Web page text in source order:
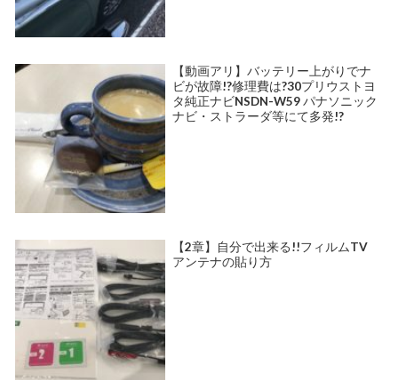
【動画アリ】バッテリー上がりでナ
ビが故障!?修理費は?30プリウストヨ
タ純正ナビNSDN-W59 パナソニック
ナビ・ストラーダ等にて多発!?
【2章】自分で出来る!!フィルムTV
アンテナの貼り方